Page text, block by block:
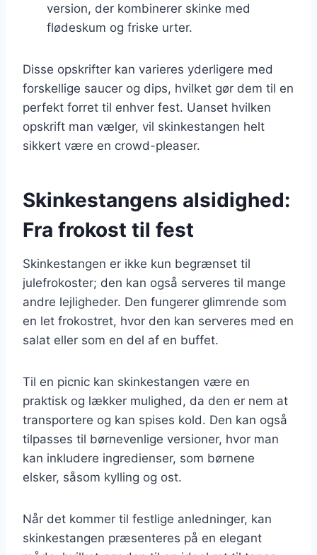
version, der kombinerer skinke med
flødeskum og friske urter.
Disse opskrifter kan varieres yderligere med
forskellige saucer og dips, hvilket gør dem til en
perfekt forret til enhver fest. Uanset hvilken
opskrift man vælger, vil skinkestangen helt
sikkert være en crowd-pleaser.
Skinkestangens alsidighed:
Fra frokost til fest
Skinkestangen er ikke kun begrænset til
julefrokoster; den kan også serveres til mange
andre lejligheder. Den fungerer glimrende som
en let frokostret, hvor den kan serveres med en
salat eller som en del af en buffet.
Til en picnic kan skinkestangen være en
praktisk og lækker mulighed, da den er nem at
transportere og kan spises kold. Den kan også
tilpasses til børnevenlige versioner, hvor man
kan inkludere ingredienser, som børnene
elsker, såsom kylling og ost.
Når det kommer til festlige anledninger, kan
skinkestangen præsenteres på en elegant